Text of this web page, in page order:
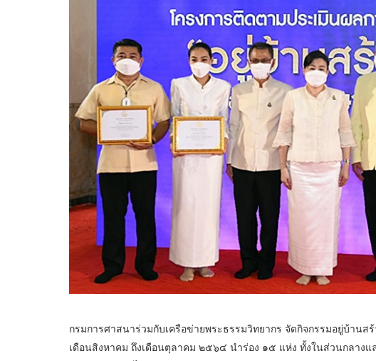
กรมการศาสนาร่วมกับเครือข่ายพระธรรมวิทยากร จัดกิจกรรมอยู่บ้าน
เดือนสิงหาคม ถึงเดือนตุลาคม ๒๕๖๔ นำร่อง ๑๕ แห่ง ทั้งในส่วนกลาง